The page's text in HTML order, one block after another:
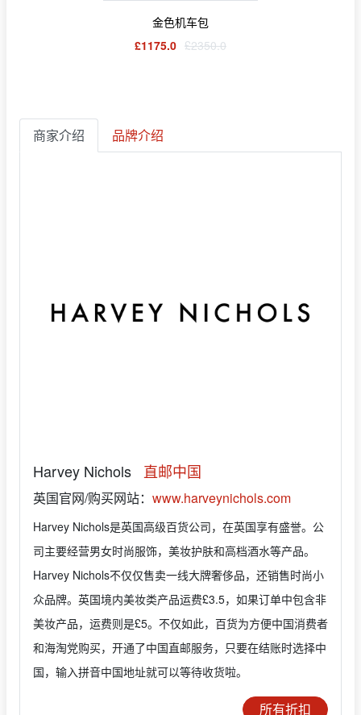
金色机车包
£1175.0 £2350.0
商家介绍 品牌介绍
Harvey Nichols 直邮中国
英国官网/购买网站： www.harveynichols.com
Harvey Nichols是英国高级百货公司，在英国享有盛誉。公
司主要经营男女时尚服饰，美妆护肤和高档酒水等产品。
Harvey Nichols不仅仅售卖一线大牌奢侈品，还销售时尚小
众品牌。英国境内美妆类产品运费£3.5，如果订单中包含非
美妆产品，运费则是£5。不仅如此，百货为方便中国消费者
和海淘党购买，开通了中国直邮服务，只要在结账时选择中
国，输入拼音中国地址就可以等待收货啦。
所有折扣